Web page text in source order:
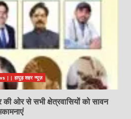
|| हापुड़ शहर न्यूज़
की ओर से सभी क्षेत्रवासियों को सावन